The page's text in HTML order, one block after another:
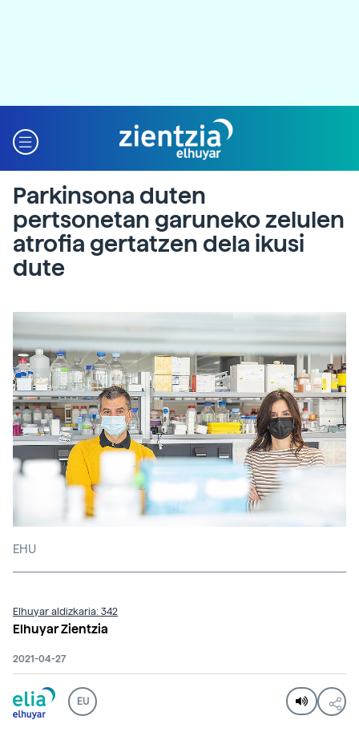
Parkinsona duten
pertsonetan garuneko zelulen
atrofia gertatzen dela ikusi
dute
EHU
Elhuyar aldizkaria: 342
Elhuyar Zientzia
2021-04-27
EU